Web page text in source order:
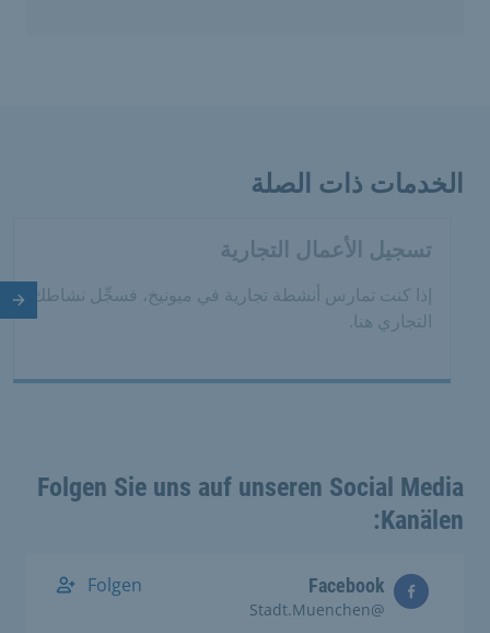
الخدمات ذات الصلة
تسجيل الأعمال التجارية
إذا كنت تمارس أنشطة تجارية في ميونيخ، فسجِّل نشاطك
التجاري هنا.
Folgen Sie uns auf unseren Social Media
Kanälen:
Facebook
@Stadt.Muenchen
Folgen